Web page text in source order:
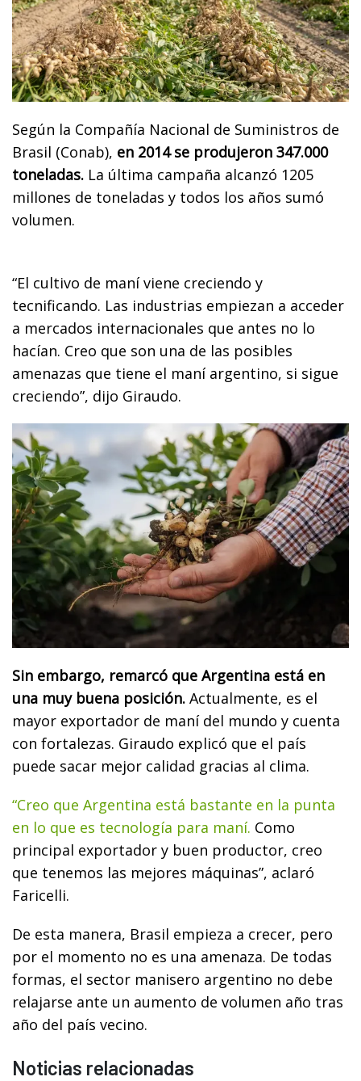
Según la Compañía Nacional de Suministros de
Brasil (Conab), en 2014 se produjeron 347.000
toneladas. La última campaña alcanzó 1205
millones de toneladas y todos los años sumó
volumen.
“El cultivo de maní viene creciendo y
tecnificando. Las industrias empiezan a acceder
a mercados internacionales que antes no lo
hacían. Creo que son una de las posibles
amenazas que tiene el maní argentino, si sigue
creciendo”, dijo Giraudo.
Sin embargo, remarcó que Argentina está en
una muy buena posición. Actualmente, es el
mayor exportador de maní del mundo y cuenta
con fortalezas. Giraudo explicó que el país
puede sacar mejor calidad gracias al clima.
“Creo que Argentina está bastante en la punta
en lo que es tecnología para maní. Como
principal exportador y buen productor, creo
que tenemos las mejores máquinas”, aclaró
Faricelli.
De esta manera, Brasil empieza a crecer, pero
por el momento no es una amenaza. De todas
formas, el sector manisero argentino no debe
relajarse ante un aumento de volumen año tras
año del país vecino.
Noticias relacionadas